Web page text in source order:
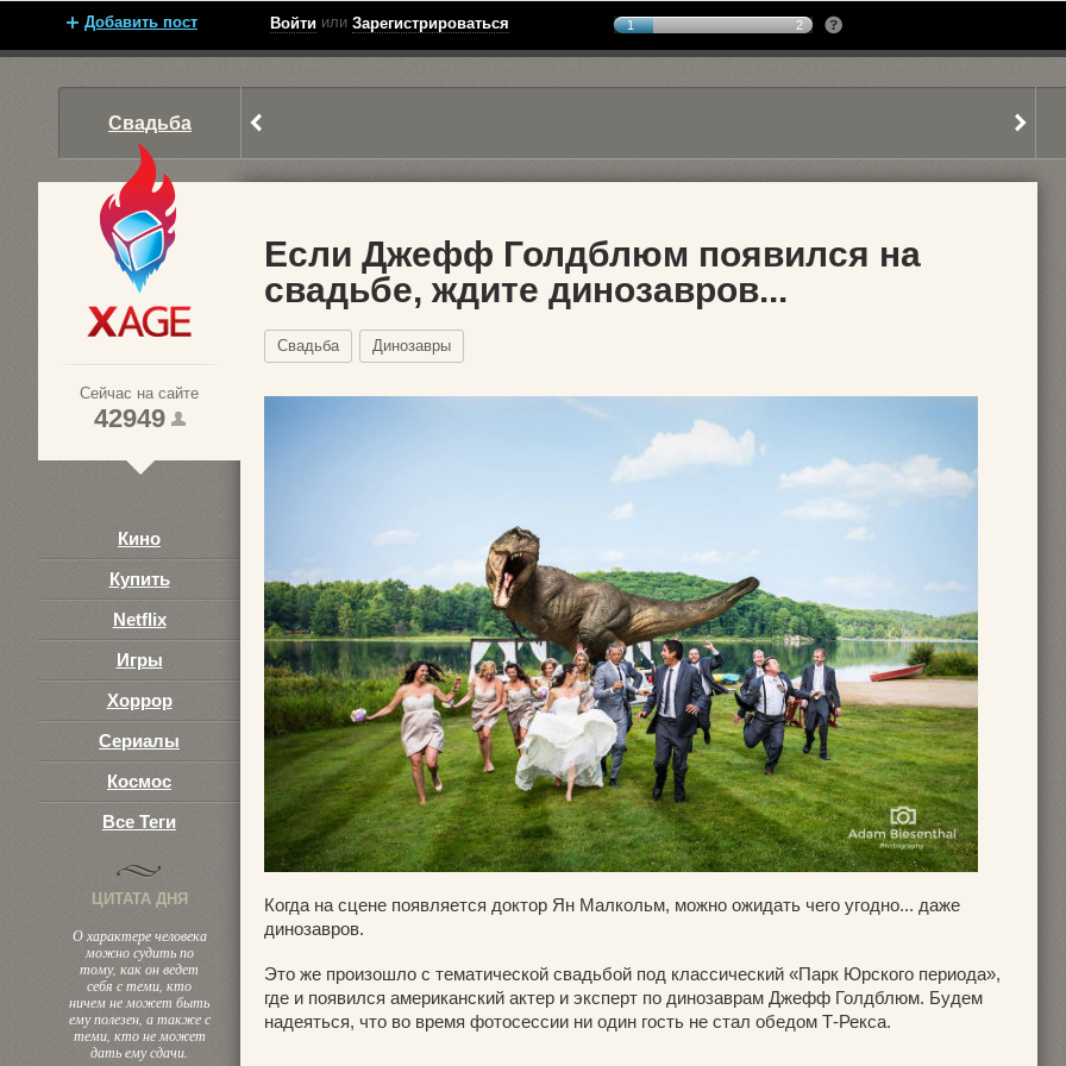
Добавить пост Войти или Зарегистрироваться 1 2
Свадьба
Сейчас на сайте
42949
Кино
Купить
Netflix
Игры
Хоррор
Сериалы
Космос
Все Теги
ЦИТАТА ДНЯ
О характере человека
можно судить по
тому, как он ведет
себя с теми, кто
ничем не может быть
ему полезен, а также с
теми, кто не может
дать ему сдачи.
Если Джефф Голдблюм появился на
свадьбе, ждите динозавров...
Свадьба Динозавры
Когда на сцене появляется доктор Ян Малкольм, можно ожидать чего угодно... даже
динозавров.
Это же произошло с тематической свадьбой под классический «Парк Юрского периода»,
где и появился американский актер и эксперт по динозаврам Джефф Голдблюм. Будем
надеяться, что во время фотосессии ни один гость не стал обедом Т-Рекса.